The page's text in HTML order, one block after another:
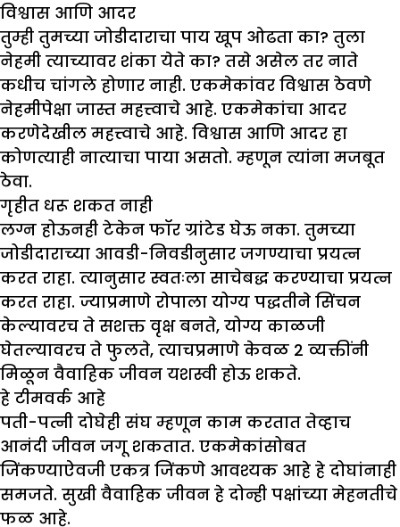
विश्वास आणि आदर
तुम्ही तुमच्या जोडीदाराचा पाय खूप ओढता का? तुला
नेहमी त्याच्यावर शंका येते का? तसे असेल तर नाते
कधीच चांगले होणार नाही. एकमेकांवर विश्वास ठेवणे
नेहमीपेक्षा जास्त महत्त्वाचे आहे. एकमेकांचा आदर
करणेदेखील महत्त्वाचे आहे. विश्वास आणि आदर हा
कोणत्याही नात्याचा पाया असतो. म्हणून त्यांना मजबूत
ठेवा.
गृहीत धरू शकत नाही
लग्न होऊनही टेकेन फॉर ग्रांटेड घेऊ नका. तुमच्या
जोडीदाराच्या आवडी-निवडीनुसार जगण्याचा प्रयत्न
करत राहा. त्यानुसार स्वतःला साचेबद्ध करण्याचा प्रयत्न
करत राहा. ज्याप्रमाणे रोपाला योग्य पद्धतीने सिंचन
केल्यावरच ते सशक्त वृक्ष बनते, योग्य काळजी
घेतल्यावरच ते फुलते, त्याचप्रमाणे केवळ 2 व्यक्तींनी
मिळून वैवाहिक जीवन यशस्वी होऊ शकते.
हे टीमवर्क आहे
पती-पत्नी दोघेही संघ म्हणून काम करतात तेव्हाच
आनंदी जीवन जगू शकतात. एकमेकांसोबत
जिंकण्याऐवजी एकत्र जिंकणे आवश्यक आहे हे दोघांनाही
समजते. सुखी वैवाहिक जीवन हे दोन्ही पक्षांच्या मेहनतीचे
फळ आहे.